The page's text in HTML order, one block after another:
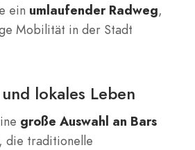
ein umlaufender Radweg,
Mobilität in der Stadt
lokales Leben
große Auswahl an Bars
, die traditionelle